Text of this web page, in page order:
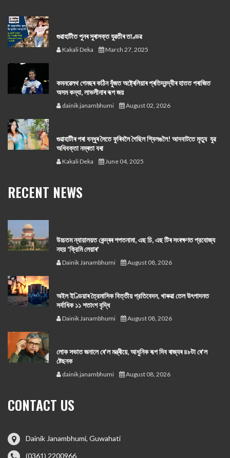
গুৱাহাটীত পুনৰ সুৰাসক্ত যুৱতীৰ তাণ্ডৱ
Kakali Deka March 27, 2025
কমনৱেলথ গেমছৰ কঠিন যুঁজত অষ্ট্ৰেলিয়াৰ প্ৰতিদ্বন্দ্বীৰ হাতত পৰাজিত
অসম কন্যা, লাভলীনাৰ ৰূপ জয়
dainik janambhumi August 02, 2026
গুৱাহাটীৰ পৰা বন্ধুৰ সৈতে ফুৰিবলৈ গৈছিল শ্বিলঙলৈ! আদবাটতে মৃত্যু যুৱ
অধিবক্তা নম্ৰতা বৰা
Kakali Deka June 04, 2025
RECENT NEWS
উচ্চতম ন্যায়ালয়ত কেন্দ্ৰৰ শপতনামা, এছ চি, এছ টিৰ সংৰক্ষণত প্রযোজ্য
নহয় 'ক্রিমি লেয়াৰ'
Dainik Janambhumi August 08, 2026
অইল ইণ্ডিয়াৰ ত্রৈমাসিক বিত্তীয় প্রতিবেদন, খাৰুৱা তেল উৎপাদনত
সর্বাধিক ১১ শতাংশ বৃদ্ধি
Dainik Janambhumi August 08, 2026
লোক সভাত জনালে ৰে'ল মন্ত্ৰীয়ে, আধুনিক ৰূপ দিব ৰাজ্যৰ ৪৮টা ৰে'ল
ষ্টেছনক
dainik janambhumi August 08, 2026
CONTACT US
Dainik Janambhumi, Guwahati
(0361) 2200966